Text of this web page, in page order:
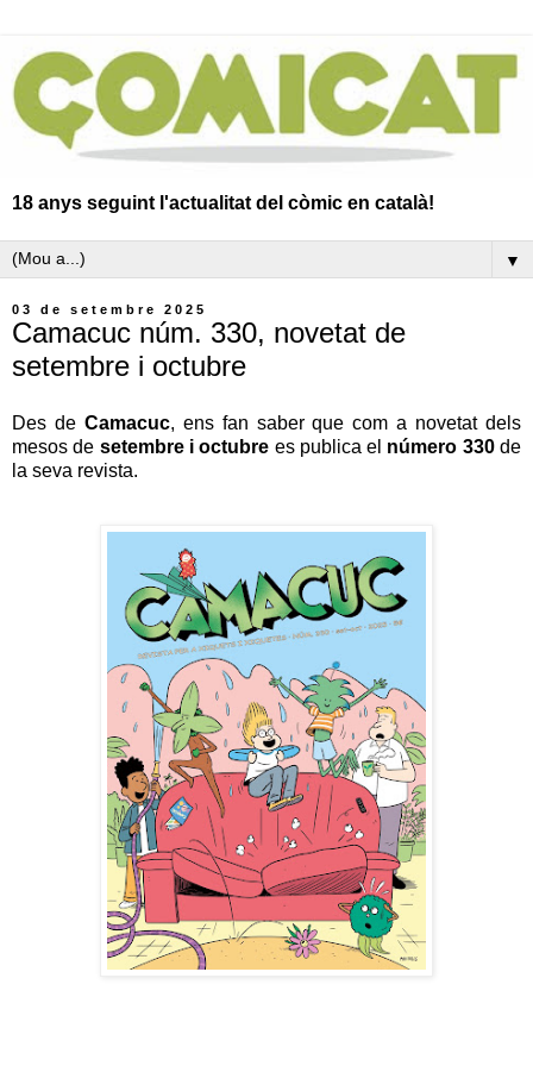
18 anys seguint l'actualitat del còmic en català!
▼
03 de setembre 2025
Camacuc núm. 330, novetat de
setembre i octubre
Des de Camacuc, ens fan saber que com a novetat dels
mesos de setembre i octubre es publica el número 330 de
la seva revista.